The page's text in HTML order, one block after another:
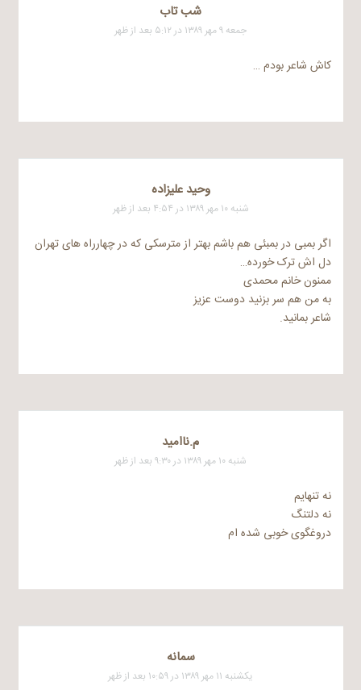
شب تاب
جمعه ۹ مهر ۱۳۸۹ در ۵:۱۲ بعد از ظهر
کاش شاعر بودم …
وحید علیزاده
شنبه ۱۰ مهر ۱۳۸۹ در ۴:۵۴ بعد از ظهر
اگر بمبی در بمبئی هم باشم بهتر از مترسکی که در چهارراه های تهران
دل اش ترک خورده…
ممنون خانم محمدی
به من هم سر بزنید دوست عزیز
شاعر بمانید.
م.ناامید
شنبه ۱۰ مهر ۱۳۸۹ در ۹:۳۰ بعد از ظهر
نه تنهایم
نه دلتنگ
دروغگوی خوبی شده ام
سمانه
یکشنبه ۱۱ مهر ۱۳۸۹ در ۱۰:۵۹ بعد از ظهر